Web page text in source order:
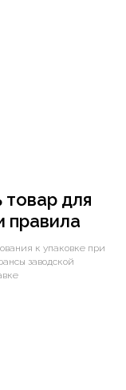
товар для
правила
к упаковке при
заводской